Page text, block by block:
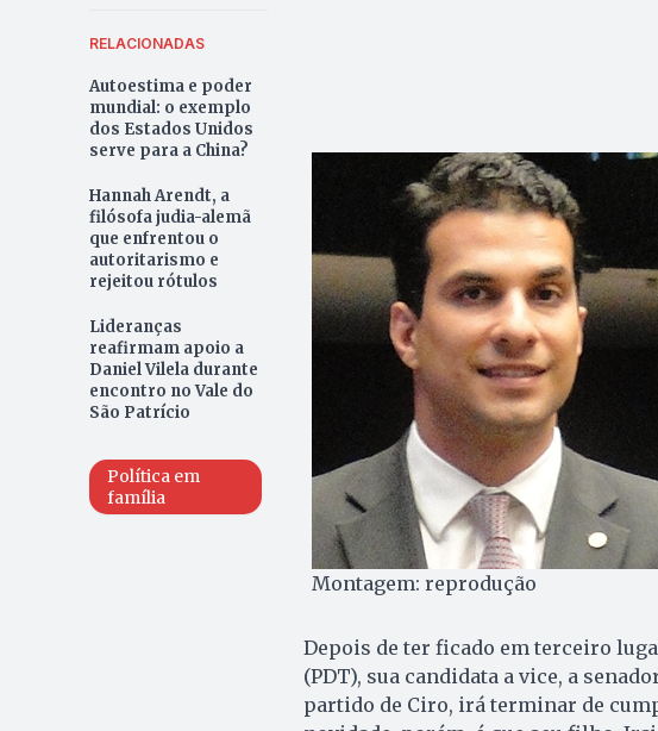
RELACIONADAS
Autoestima e poder
mundial: o exemplo
dos Estados Unidos
serve para a China?
Hannah Arendt, a
filósofa judia-alemã
que enfrentou o
autoritarismo e
rejeitou rótulos
Lideranças
reafirmam apoio a
Daniel Vilela durante
encontro no Vale do
São Patrício
Política em
família
Montagem: reprodução
Depois de ter ficado em terceiro
(PDT), sua candidata a vice, a
partido de Ciro, irá terminar de